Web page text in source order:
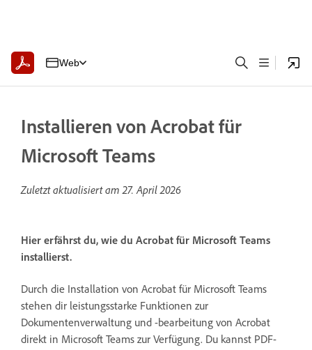
Web
Installieren von Acrobat für
Microsoft Teams
Zuletzt aktualisiert am27. April 2026
Hier erfährst du, wie du Acrobat für Microsoft Teams
installierst.
Durch die Installation von Acrobat für Microsoft Teams
stehen dir leistungsstarke Funktionen zur
Dokumentenverwaltung und -bearbeitung von Acrobat
direkt in Microsoft Teams zur Verfügung. Du kannst PDF-